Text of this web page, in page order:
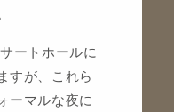
ートホールに
すが、これら
ーマルな夜に